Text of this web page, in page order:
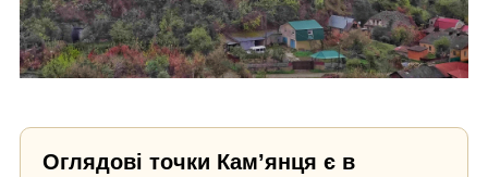
Оглядові точки Кам’янця є в